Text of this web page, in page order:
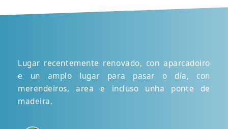
Lugar recentemente renovado, con aparcadoiro
e un amplo lugar para pasar o día, con
merendeiros, area e incluso unha ponte de
madeira.